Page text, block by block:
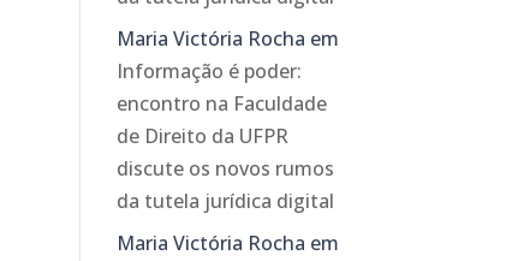
Maria Victória Rocha em
Informação é poder:
encontro na Faculdade
de Direito da UFPR
discute os novos rumos
da tutela jurídica digital
Maria Victória Rocha em